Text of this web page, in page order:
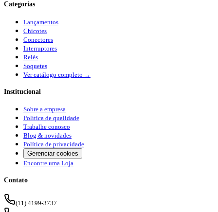
Categorias
Lançamentos
Chicotes
Conectores
Interruptores
Relés
Soquetes
Ver catálogo completo →
Institucional
Sobre a empresa
Política de qualidade
Trabalhe conosco
Blog & novidades
Política de privacidade
Gerenciar cookies
Encontre uma Loja
Contato
(11) 4199-3737